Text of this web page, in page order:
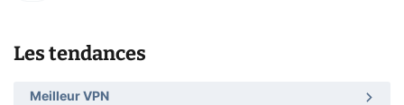
Les tendances
Meilleur VPN